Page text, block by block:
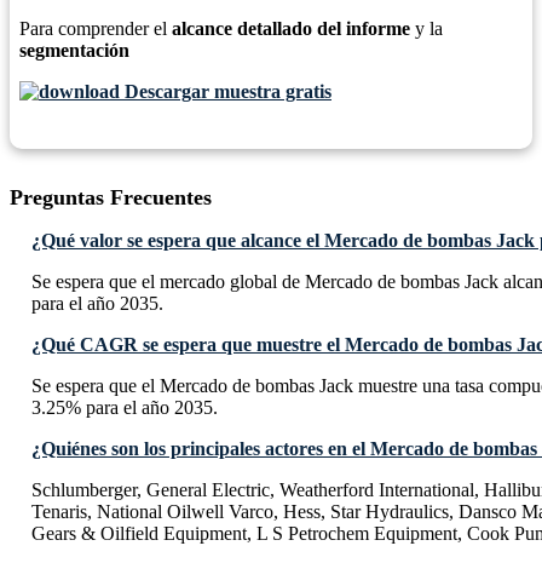
Para comprender el alcance detallado del informe y la
segmentación
Descargar muestra gratis
Preguntas Frecuentes
¿Qué valor se espera que alcance el Mercado de bombas Jack
Se espera que el mercado global de Mercado de bombas Jack
para el año 2035.
¿Qué CAGR se espera que muestre el Mercado de bombas
Se espera que el Mercado de bombas Jack muestre una tasa
3.25% para el año 2035.
¿Quiénes son los principales actores en el Mercado de
Schlumberger, General Electric, Weatherford International,
Tenaris, National Oilwell Varco, Hess, Star Hydraulics, Dansco
Gears & Oilfield Equipment, L S Petrochem Equipment, Cook